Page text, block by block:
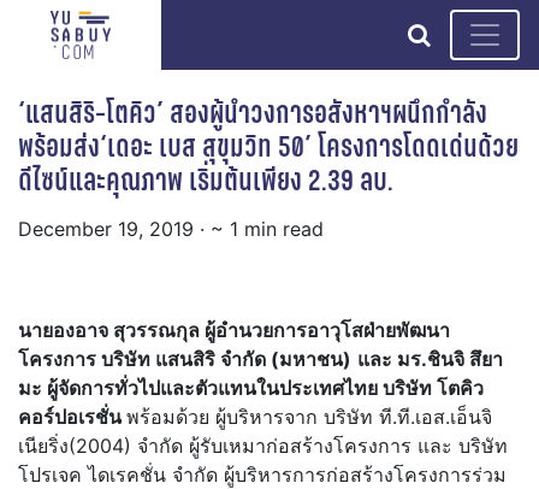
search
‘แสนสิริ-โตคิว’ สองผู้นำวงการอสังหาฯผนึกกำลัง
พร้อมส่ง‘เดอะ เบส สุขุมวิท 50’ โครงการโดดเด่นด้วย
ดีไซน์และคุณภาพ เริ่มต้นเพียง 2.39 ลบ.
December 19, 2019 · ~ 1 min read
นายองอาจ สุวรรณกุล ผู้อำนวยการอาวุโสฝ่ายพัฒนา
โครงการ บริษัท แสนสิริ จำกัด (มหาชน) และ มร.ชินจิ สึยา
มะ ผู้จัดการทั่วไปและตัวแทนในประเทศไทย บริษัท โตคิว
คอร์ปอเรชั่นพร้อมด้วย ผู้บริหารจาก บริษัท ที.ที.เอส.เอ็นจิ
เนียริ่ง(2004) จำกัด ผู้รับเหมาก่อสร้างโครงการ และ บริษัท
โปรเจค ไดเรคชั่น จำกัด ผู้บริหารการก่อสร้างโครงการร่วม